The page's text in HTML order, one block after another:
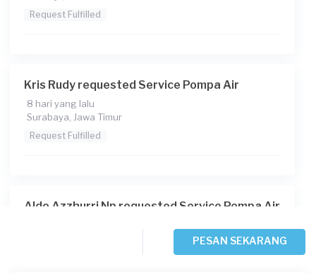
Request Fulfilled
Kris Rudy requested Service Pompa Air
8 hari yang lalu
Surabaya, Jawa Timur
Request Fulfilled
Aldo Azzhurri Np requested Service Pompa Air
PESAN SEKARANG